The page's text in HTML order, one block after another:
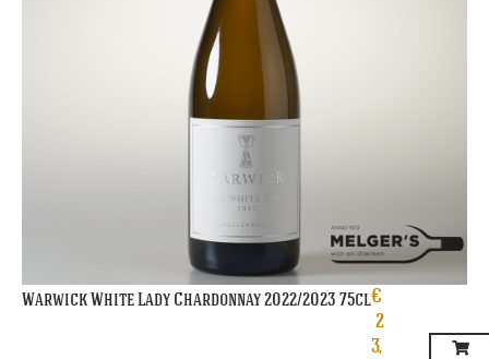
Warwick White Lady Chardonnay 2022/2023 75cl€
2
3,